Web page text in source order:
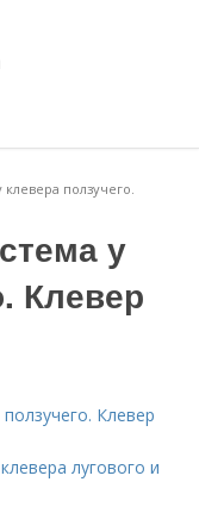
клевера ползучего.
у
Клевер
Клевер
лугового и